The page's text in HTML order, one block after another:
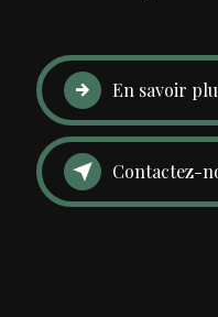
En savoir
Contactez-